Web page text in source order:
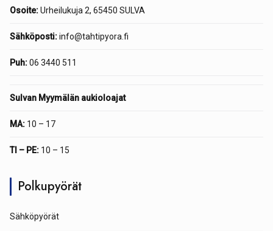
Osoite:Urheilukuja 2, 65450 SULVA
Sähköposti:info@tahtipyora.fi
Puh:06 3440 511
Sulvan Myymälän aukioloajat
MA: 10 – 17
TI – PE: 10 – 15
Polkupyörät
Sähköpyörät